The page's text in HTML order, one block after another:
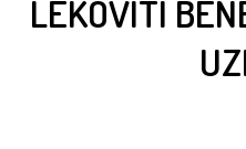
LEKOVITI